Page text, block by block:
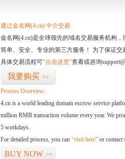
通过金名网(4.cn) 中介交易
金名网(4.cn)是全球领先的域名交易服务机构
简单、安全、专业的第三方服务！ 为了保证
具体交易流程可“点击这里”查看或咨询
我要购买 >>
Process Overview:
4.cn is a world leading domain escrow service
million RMB transaction volume every year. We
5 workdays.
For detailed process, you can “visit here” or contact
BUY NOW >>